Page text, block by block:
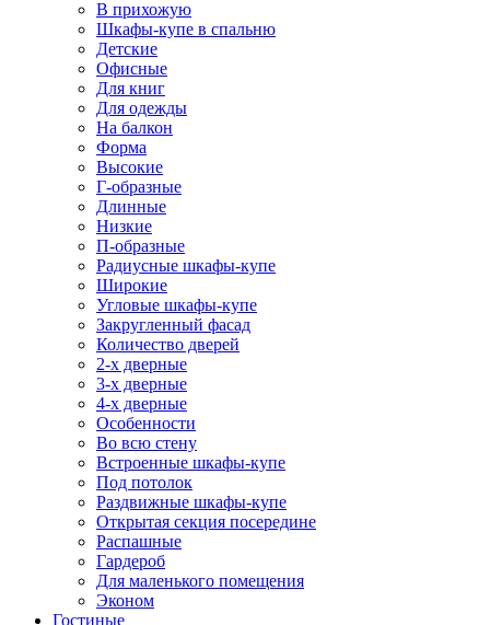
В прихожую
Шкафы-купе в спальню
Детские
Офисные
Для книг
Для одежды
На балкон
Форма
Высокие
Г-образные
Длинные
Низкие
П-образные
Радиусные шкафы-купе
Широкие
Угловые шкафы-купе
Закругленный фасад
Количество дверей
2-х дверные
3-х дверные
4-х дверные
Особенности
Во всю стену
Встроенные шкафы-купе
Под потолок
Раздвижные шкафы-купе
Открытая секция посередине
Распашные
Гардероб
Для маленького помещения
Эконом
Гостиные